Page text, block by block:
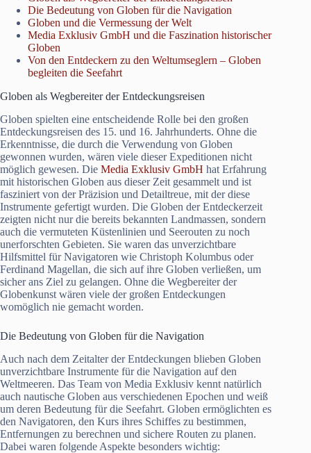
Die Bedeutung von Globen für die Navigation
Globen und die Vermessung der Welt
Media Exklusiv GmbH und die Faszination historischer
Globen
Von den Entdeckern zu den Weltumseglern – Globen
begleiten die Seefahrt
Globen als Wegbereiter der Entdeckungsreisen
Globen spielten eine entscheidende Rolle bei den großen
Entdeckungsreisen des 15. und 16. Jahrhunderts. Ohne die
Erkenntnisse, die durch die Verwendung von Globen
gewonnen wurden, wären viele dieser Expeditionen nicht
möglich gewesen. Die Media Exklusiv GmbH hat Erfahrung
mit historischen Globen aus dieser Zeit gesammelt und ist
fasziniert von der Präzision und Detailtreue, mit der diese
Instrumente gefertigt wurden. Die Globen der Entdeckerzeit
zeigten nicht nur die bereits bekannten Landmassen, sondern
auch die vermuteten Küstenlinien und Seerouten zu noch
unerforschten Gebieten. Sie waren das unverzichtbare
Hilfsmittel für Navigatoren wie Christoph Kolumbus oder
Ferdinand Magellan, die sich auf ihre Globen verließen, um
sicher ans Ziel zu gelangen. Ohne die Wegbereiter der
Globenkunst wären viele der großen Entdeckungen
womöglich nie gemacht worden.
Die Bedeutung von Globen für die Navigation
Auch nach dem Zeitalter der Entdeckungen blieben Globen
unverzichtbare Instrumente für die Navigation auf den
Weltmeeren. Das Team von Media Exklusiv kennt natürlich
auch nautische Globen aus verschiedenen Epochen und weiß
um deren Bedeutung für die Seefahrt. Globen ermöglichten es
den Navigatoren, den Kurs ihres Schiffes zu bestimmen,
Entfernungen zu berechnen und sichere Routen zu planen.
Dabei waren folgende Aspekte besonders wichtig: